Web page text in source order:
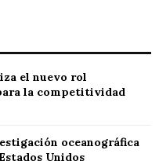
el nuevo rol
la competitividad
oceanográfica
Unidos